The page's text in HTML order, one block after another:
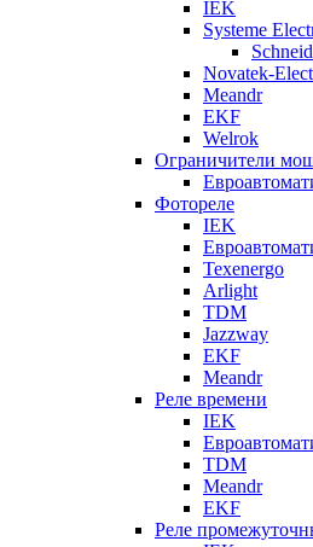
IEK
Systeme
Novatek-
Meandr
EKF
Welrok
Ограничители
Фотореле
IEK
Texenergo
Arlight
TDM
Jazzway
EKF
Meandr
Реле времени
IEK
TDM
Meandr
EKF
Реле